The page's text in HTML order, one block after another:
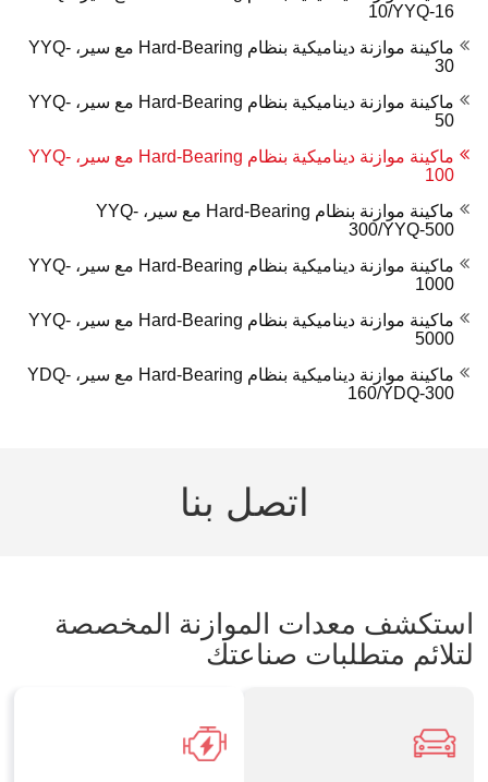
10/YYQ-16
ماكينة موازنة ديناميكية بنظام Hard-Bearing مع سير، YYQ-
30
ماكينة موازنة ديناميكية بنظام Hard-Bearing مع سير، YYQ-
50
ماكينة موازنة ديناميكية بنظام Hard-Bearing مع سير، YYQ-
100
ماكينة موازنة بنظام Hard-Bearing مع سير، YYQ-
300/YYQ-500
ماكينة موازنة ديناميكية بنظام Hard-Bearing مع سير، YYQ-
1000
ماكينة موازنة ديناميكية بنظام Hard-Bearing مع سير، YYQ-
5000
ماكينة موازنة ديناميكية بنظام Hard-Bearing مع سير، YDQ-
160/YDQ-300
اتصل بنا
استكشف معدات الموازنة المخصصة
لتلائم متطلبات صناعتك